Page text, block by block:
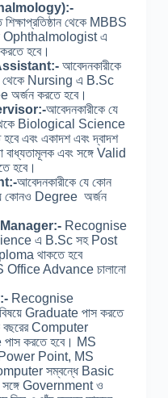
থেকে MBBS
Ophthalmologist এ
হবে।
আবেদনকারীকে
থেকে Nursing এ B.Sc
করতে হবে।
আবেদনকারীকে যে
থেকে Biological Science
এবং একাদশ এবং দ্বাদশ
এবং সঙ্গে Valid
হবে।
আবেদনকারীকে যে কোন
যে কোনও Degree অর্জন
Recognise
এ B.Sc সহ Post
থাকতে হবে
Advance চালানো
Recognise
বিষয়ে Graduate পাস করতে
বছরের Computer
করতে হবে। MS
Point, MS
সম্বন্ধে Basic
Government ও